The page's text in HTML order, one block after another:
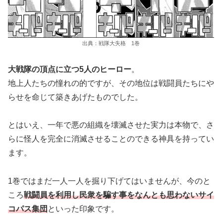
出典：戦隊大失格 1巻
大戦隊の頂点に立つ5人のヒーロー。
地上人たちの憧れの的ですが、その地位は戦闘員たちにや
らせを命じて築きあげたものでした。
とはいえ、一年で悪の組織を壊滅させた実力は本物で、さ
らに怪人を完全に消滅させることのできる神具を持ってい
ます。
1巻ではまだ一人一人を掘り下げてはいませんが、今のと
ころ戦闘員を利用し民衆を騙す事をなんとも思わないサイ
コパス集団といった印象です。